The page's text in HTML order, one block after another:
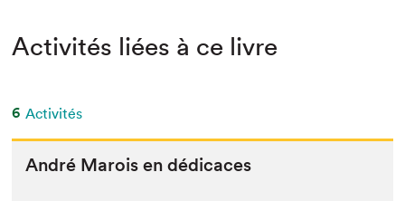
Activités liées à ce livre
6 Activités
André Marois en dédicaces